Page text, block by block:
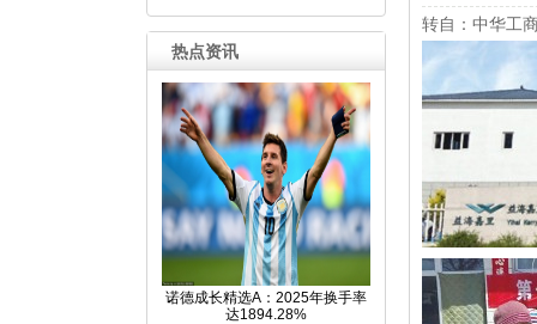
热点资讯
诺德成长精选A：2025年换手率
达1894.28%
转自：中华工